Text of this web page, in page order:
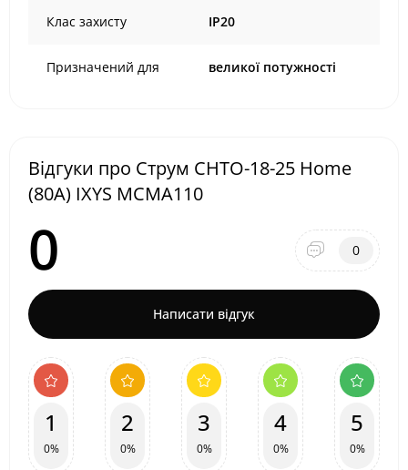
Клас захисту IP20
Призначений для великої потужності
Відгуки про Струм СНТО-18-25 Home
(80А) IXYS MCMA110
0 0
Написати відгук
1
0%
2
0%
3
0%
4
0%
5
0%